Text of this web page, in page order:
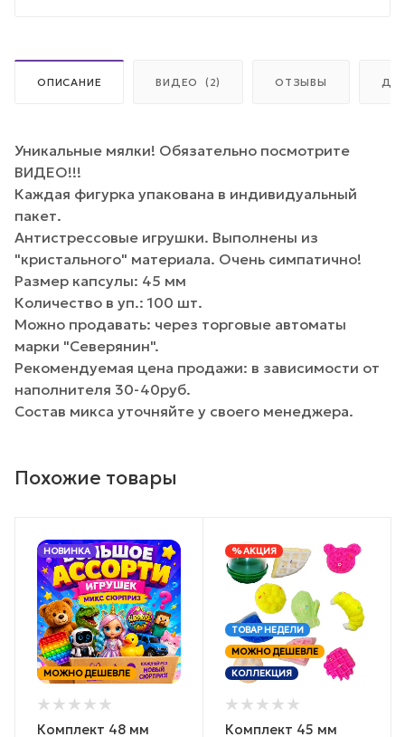
ОПИСАНИЕ ВИДЕО (2) ОТЗЫВЫ
Уникальные мялки! Обязательно посмотрите
ВИДЕО!!!
Каждая фигурка упакована в индивидуальный
пакет.
Антистрессовые игрушки. Выполнены из
"кристального" материала. Очень симпатично!
Размер капсулы: 45 мм
Количество в уп.: 100 шт.
Можно продавать: через торговые автоматы
марки "Северянин".
Рекомендуемая цена продажи: в зависимости от
наполнителя 30-40руб.
Состав микса уточняйте у своего менеджера.
Похожие товары
НОВИНКА
МОЖНО ДЕШЕВЛЕ
Комплект 48 мм
% АКЦИЯ
ТОВАР НЕДЕЛИ
МОЖНО ДЕШЕВЛЕ
КОЛЛЕКЦИЯ
Комплект 45 мм